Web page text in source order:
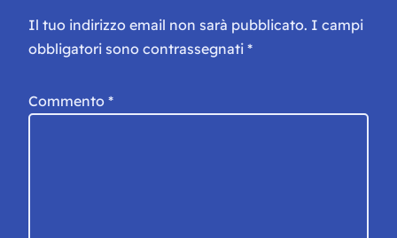
Il tuo indirizzo email non sarà pubblicato. I campi
obbligatori sono contrassegnati *
Commento *